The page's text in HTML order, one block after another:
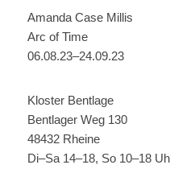
Amanda Case Millis
Arc of Time
06.08.23–24.09.23
Kloster Bentlage
Bentlager Weg 130
48432 Rheine
Di–Sa 14–18, So 10–18